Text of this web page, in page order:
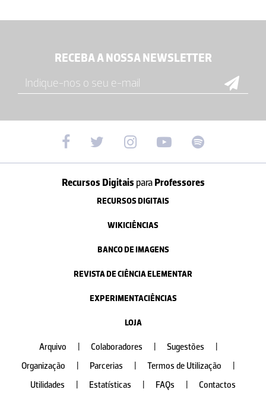
RECEBA A NOSSA NEWSLETTER
Recursos Digitais paraProfessores
RECURSOS DIGITAIS
WIKICIÊNCIAS
BANCO DE IMAGENS
REVISTA DE CIÊNCIA ELEMENTAR
EXPERIMENTACIÊNCIAS
LOJA
Arquivo Colaboradores Sugestões
Organização
Parcerias Termos de Utilização
Utilidades
Estatísticas FAQs Contactos